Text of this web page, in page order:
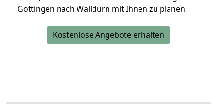
Göttingen nach Walldürn mit Ihnen zu planen.
Kostenlose Angebote erhalten